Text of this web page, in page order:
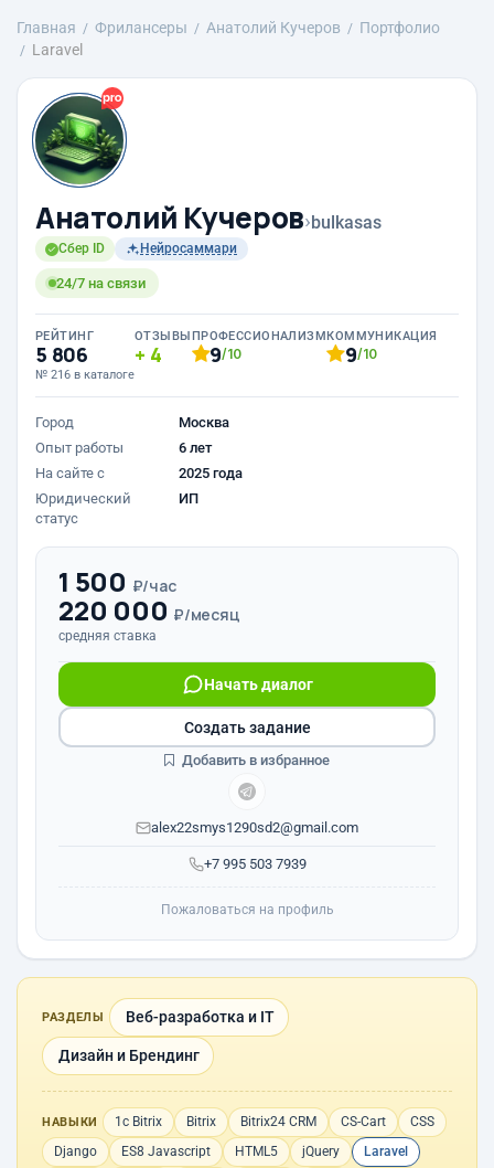
Главная Фрилансеры Анатолий Кучеров
Портфолио
Laravel
Анатолий Кучеров›bulkasas
Сбер ID Нейросаммари
24/7 на связи
РЕЙТИНГ
5 806
№ 216 в каталоге
ОТЗЫВЫ
4
ПРОФЕССИОНАЛИЗМ
9/10
КОММУНИКАЦИЯ
9/10
Город
Москва
Опыт работы
6 лет
На сайте с
2025 года
Юридический
статус
ИП
1 500 ₽/час
220 000 ₽/месяц
средняя ставка
+7 995 503 7939
Начать диалог
alex22smys1290sd2@gmail.com
Создать задание
Добавить в избранное
Пожаловаться на профиль
РАЗДЕЛЫ Веб-разработка и IT
Дизайн и Брендинг
НАВЫКИ 1с Bitrix Bitrix Bitrix24 CRM CS-Cart
CSS
Django
ES8 Javascript HTML5 jQuery
Laravel